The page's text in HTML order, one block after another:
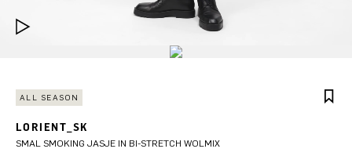
ALL SEASON
LORIENT_SK
SMAL SMOKING JASJE IN BI-STRETCH WOLMIX